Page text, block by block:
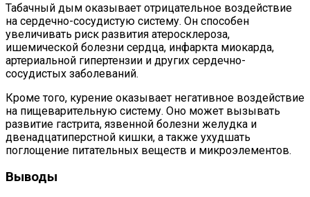
Табачный дым оказывает отрицательное воздействие
на сердечно-сосудистую систему. Он способен
увеличивать риск развития атеросклероза,
ишемической болезни сердца, инфаркта миокарда,
артериальной гипертензии и других сердечно-
сосудистых заболеваний.
Кроме того, курение оказывает негативное воздействие
на пищеварительную систему. Оно может вызывать
развитие гастрита, язвенной болезни желудка и
двенадцатиперстной кишки, а также ухудшать
поглощение питательных веществ и микроэлементов.
Выводы